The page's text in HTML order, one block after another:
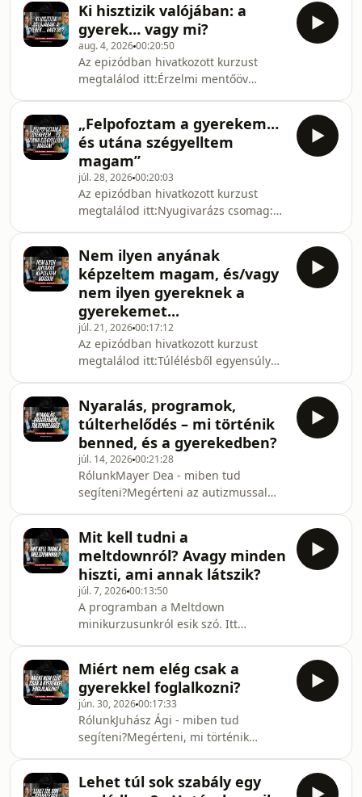
Ki hisztizik valójában: a
gyerek… vagy mi?
aug. 4, 202600:20:50
Az epizódban hivatkozott kurzust
megtalálod itt:Érzelmi mentőöv
https://femmefactory.hu/nyugivarazs-
csomag/Stresszkezelő email program:
https://femmefactory.hu/
technikák:
https://femmefactory.hu/grounding/RólunkMayer
Dea - miben tud segíteni?Megérteni
az autizmussal vagy ADHD-val élő
gyermek viselkedé
„Felpofoztam a gyerekem…
és utána szégyelltem
magam”
júl. 28, 202600:20:03
Az epizódban hivatkozott kurzust
megtalálod itt:Nyugivarázs csomag:
https://femmefactory.hu/
technikák:
https://femmefactory.hu/grounding/RólunkMayer
Dea - miben tud segíteni?Megérteni
az autizmussal vagy ADHD-val élő
gyermek viselkedését – mi állhat a
dühkitörések, túlterhelődés vagy vi
Nem ilyen anyának
képzeltem magam, és/vagy
nem ilyen gyereknek a
gyerekemet...
júl. 21, 202600:17:12
Az epizódban hivatkozott kurzust
megtalálod itt:Túlélésből egyensúly
- miben tud segíteni?Megérteni az
autizmussal vagy ADHD-val élő
gyermek viselkedését – mi állhat a
dühkitörések, túlterhelődés vagy
visszahúzódás mögött.Segítséget
találni a nehéz mindennapi
helyzetekben – például átmeneteknél,
szabályoknál, testvérkonfliktusoknál
Nyaralás, programok,
túlterhelődés – mi történik
benned, és a gyerekedben?
júl. 14, 202600:21:28
RólunkMayer Dea - miben tud
segíteni?Megérteni az autizmussal
dühkitörések, túlterhelődés vagy
visszahúzódás mögött.Segítséget
találni a nehéz mindennapi
helyzetekben – például átmeneteknél,
szabályoknál, testvérkonfliktusoknál
vagy az iskolai/óvodai
kihívásoknál.Gyakorlati eszközöket
találni a mindennapokra – amelyek
segíthetnek csökkenteni a f
Mit kell tudni a
meltdownról? Avagy minden
hiszti, ami annak látszik?
júl. 7, 202600:13:50
A programban a Meltdown
minikurzusunkról esik szó. Itt
segíteni?Megérteni az autizmussal
vagy ADHD-val élő gyermek
viselkedését – mi állhat a
dühkitörések, túlterhelődés vagy
visszahúzódás mögött.Segítséget
találni a nehéz mindennapi
helyzetekben – például átmeneteknél,
szabályoknál, testvérkonfliktusoknál
Miért nem elég csak a
gyerekkel foglalkozni?
jún. 30, 202600:17:33
RólunkJuhász Ági - miben tud
segíteni?Megérteni, mi történik
kezdve a testvér érkezésén át egészen
Lehet túl sok szabály egy